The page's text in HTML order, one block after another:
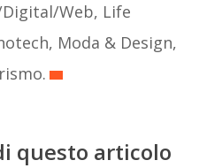
Web, Life
Moda & Design,
questo articolo